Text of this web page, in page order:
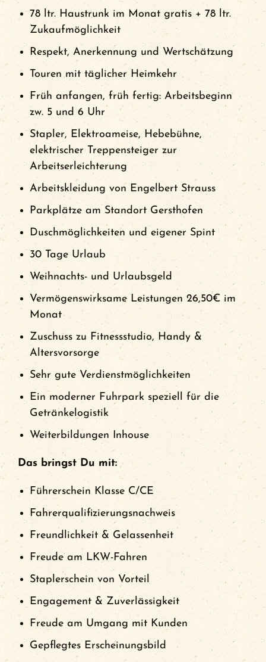
78 ltr. Haustrunk im Monat gratis + 78 ltr.
Zukaufmöglichkeit
Respekt, Anerkennung und Wertschätzung
Touren mit täglicher Heimkehr
Früh anfangen, früh fertig: Arbeitsbeginn
zw. 5 und 6 Uhr
Stapler, Elektroameise, Hebebühne,
elektrischer Treppensteiger zur
Arbeitserleichterung
Arbeitskleidung von Engelbert Strauss
Parkplätze am Standort Gersthofen
Duschmöglichkeiten und eigener Spint
30 Tage Urlaub
Weihnachts- und Urlaubsgeld
Vermögenswirksame Leistungen 26,50€ im
Monat
Zuschuss zu Fitnessstudio, Handy &
Altersvorsorge
Sehr gute Verdienstmöglichkeiten
Ein moderner Fuhrpark speziell für die
Getränkelogistik
Weiterbildungen Inhouse
Das bringst Du mit:
Führerschein Klasse C/CE
Fahrerqualifizierungsnachweis
Freundlichkeit & Gelassenheit
Freude am LKW-Fahren
Staplerschein von Vorteil
Engagement & Zuverlässigkeit
Freude am Umgang mit Kunden
Gepflegtes Erscheinungsbild